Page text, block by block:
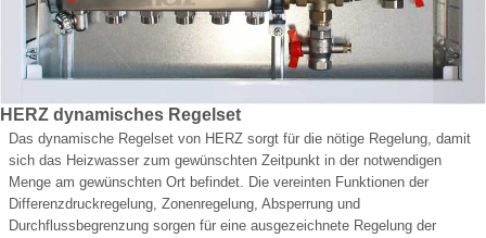
HERZ dynamisches Regelset
Das dynamische Regelset von HERZ sorgt für die nötige Regelung, damit
sich das Heizwasser zum gewünschten Zeitpunkt in der notwendigen
Menge am gewünschten Ort befindet. Die vereinten Funktionen der
Differenzdruckregelung, Zonenregelung, Absperrung und
Durchflussbegrenzung sorgen für eine ausgezeichnete Regelung der